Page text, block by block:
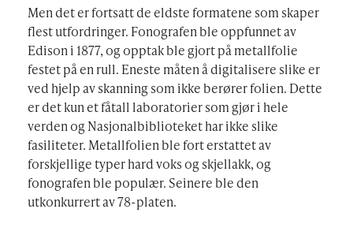
Men det er fortsatt de eldste formatene som skaper
flest utfordringer. Fonografen ble oppfunnet av
Edison i 1877, og opptak ble gjort på metallfolie
festet på en rull. Eneste måten å digitalisere slike er
ved hjelp av skanning som ikke berører folien. Dette
er det kun et fåtall laboratorier som gjør i hele
verden og Nasjonalbiblioteket har ikke slike
fasiliteter. Metallfolien ble fort erstattet av
forskjellige typer hard voks og skjellakk, og
fonografen ble populær. Seinere ble den
utkonkurrert av 78-platen.